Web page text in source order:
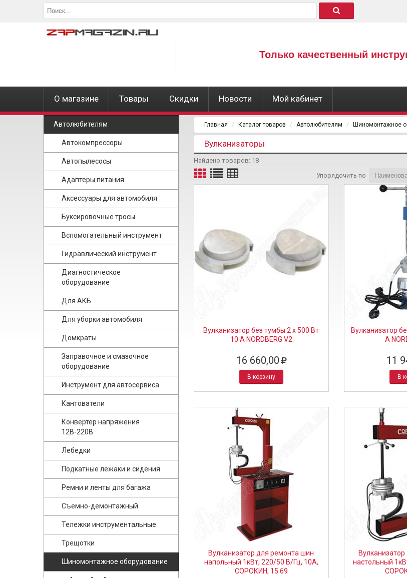
Только качественный
О магазине Товары Скидки Новости Мой кабинет
Автолюбителям
Автокомпрессоры
Автопылесосы
Адаптеры питания
Аксессуары для автомобиля
Буксировочные тросы
Вспомогательный инструмент
Гидравлический инструмент
Диагностическое
оборудование
Для АКБ
Для уборки автомобиля
Домкраты
Заправочное и смазочное
оборудование
Инструмент для автосервиса
Кантователи
Конвертер напряжения
12В-220В
Лебедки
Подкатные лежаки и сидения
Ремни и ленты для багажа
Съемно-демонтажный
Тележки инструментальные
Трещотки
Шиномонтажное оборудование
Главная Каталог товаров Автолюбителям Шиномонтажное
Вулканизаторы
Найдено товаров: 18
Упорядочить по
Вулканизатор без тумбы 2 х 500 Вт
10 А NORDBERG V2
16 660,00
В корзину
Вулканизатор
А
11
В
Вулканизатор для ремонта шин
напольный 1кВт, 220/50 В/Гц, 10А,
СОРОКИН, 15.69
настольный